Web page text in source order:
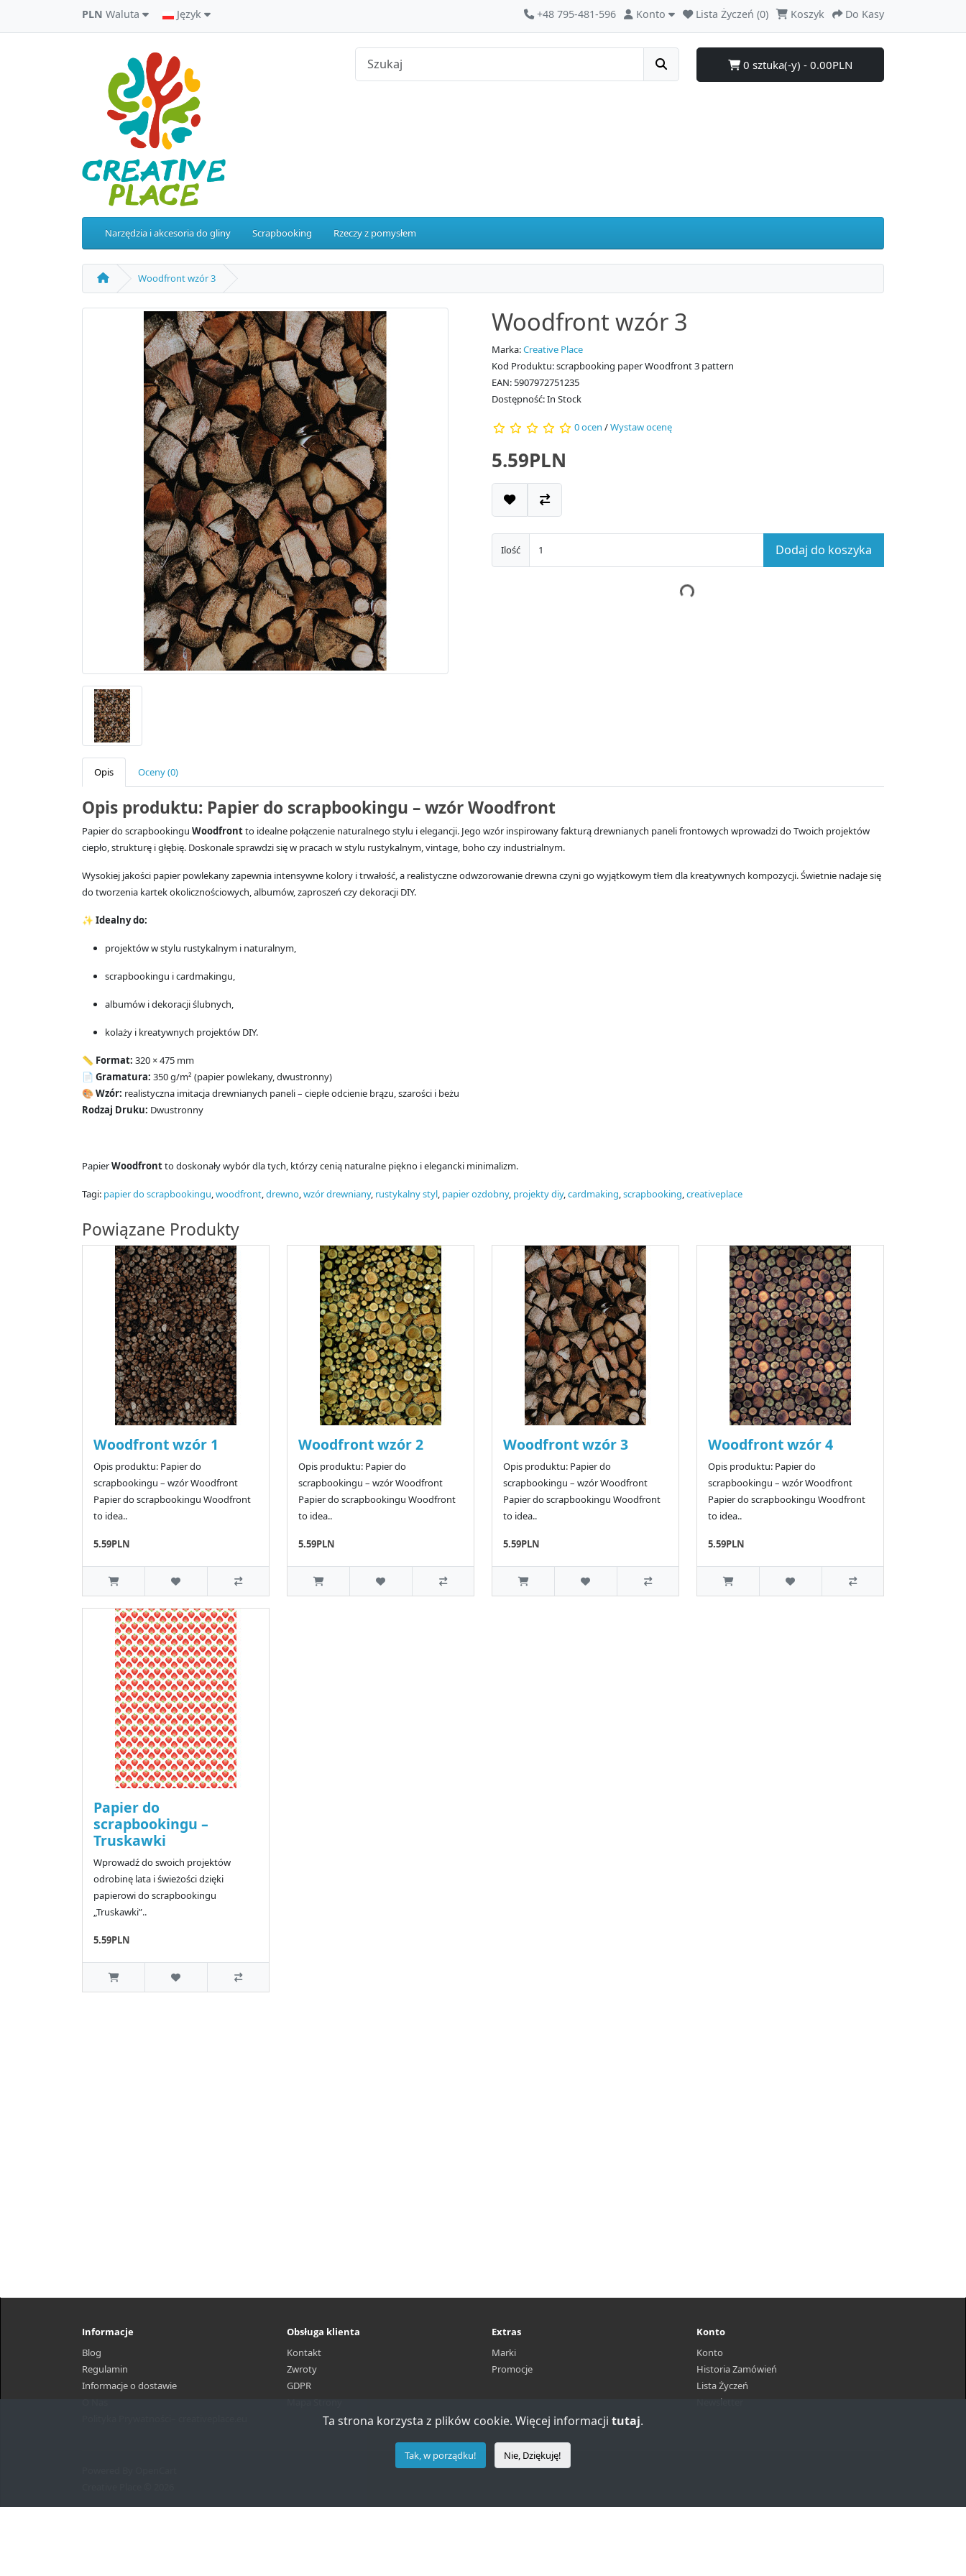
PLN Waluta Język +48 795-481-596 Konto Lista Życzeń (0) Koszyk Do Kasy
0 sztuka(-y) - 0.00PLN
Narzędzia i akcesoria do gliny Scrapbooking Rzeczy z pomysłem
Woodfront wzór 3
Woodfront wzór 3
Marka:Creative Place
Kod Produktu: scrapbooking paper Woodfront 3 pattern
EAN: 5907972751235
Dostępność: In Stock
0 ocen /Wystaw ocenę
5.59PLN
Ilość Dodaj do koszyka
Opis Oceny (0)
Opis produktu: Papier do scrapbookingu – wzór Woodfront
Papier do scrapbookingu Woodfrontto idealne połączenie naturalnego stylu i elegancji. Jego wzór inspirowany fakturą drewnianych paneli frontowych wprowadzi do Twoich projektów
ciepło, strukturę i głębię. Doskonale sprawdzi się w pracach w stylu rustykalnym, vintage, boho czy industrialnym.
Wysokiej jakości papier powlekany zapewnia intensywne kolory i trwałość, a realistyczne odwzorowanie drewna czyni go wyjątkowym tłem dla kreatywnych kompozycji. Świetnie nadaje się
do tworzenia kartek okolicznościowych, albumów, zaproszeń czy dekoracji DIY.
✨ Idealny do:
projektów w stylu rustykalnym i naturalnym,
scrapbookingu i cardmakingu,
albumów i dekoracji ślubnych,
kolaży i kreatywnych projektów DIY.
📏 Format: 320 × 475 mm
📄 Gramatura: 350 g/m² (papier powlekany, dwustronny)
🎨Wzór: realistyczna imitacja drewnianych paneli – ciepłe odcienie brązu, szarości i beżu
Rodzaj Druku: Dwustronny
PapierWoodfrontto doskonały wybór dla tych, którzy cenią naturalne piękno i elegancki minimalizm.
Tagi: papier do scrapbookingu woodfront drewno wzór drewniany, rustykalny styl papier ozdobny, projekty diy, cardmaking scrapbooking creativeplace
Powiązane Produkty
Woodfront wzór 1
Opis produktu: Papier do
scrapbookingu – wzór Woodfront
Papier do scrapbookingu Woodfront
to idea..
5.59PLN
Woodfront wzór 2
Opis produktu: Papier do
scrapbookingu – wzór Woodfront
Papier do scrapbookingu Woodfront
to idea..
5.59PLN
Woodfront wzór 3
Opis produktu: Papier do
scrapbookingu – wzór Woodfront
Papier do scrapbookingu Woodfront
to idea..
5.59PLN
Woodfront wzór 4
Opis produktu: Papier do
scrapbookingu – wzór Woodfront
Papier do scrapbookingu Woodfront
to idea..
5.59PLN
Papier do
scrapbookingu –
Truskawki
Wprowadź do swoich projektów
odrobinę lata i świeżości dzięki
papierowi do scrapbookingu
„Truskawki”..
5.59PLN
Informacje
Blog
Regulamin
Informacje o dostawie
Obsługa klienta
Kontakt
Zwroty
GDPR
Extras
Marki
Promocje
Konto
Konto
Historia Zamówień
Lista Życzeń
Newsletter
Ta strona korzysta z plików cookie. Więcej informacji tutaj.
Tak, w porządku! Nie, Dziękuję!